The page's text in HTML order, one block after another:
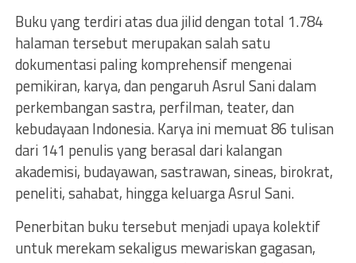
Buku yang terdiri atas dua jilid dengan total 1.784
halaman tersebut merupakan salah satu
dokumentasi paling komprehensif mengenai
pemikiran, karya, dan pengaruh Asrul Sani dalam
perkembangan sastra, perfilman, teater, dan
kebudayaan Indonesia. Karya ini memuat 86 tulisan
dari 141 penulis yang berasal dari kalangan
akademisi, budayawan, sastrawan, sineas, birokrat,
peneliti, sahabat, hingga keluarga Asrul Sani.
Penerbitan buku tersebut menjadi upaya kolektif
untuk merekam sekaligus mewariskan gagasan,